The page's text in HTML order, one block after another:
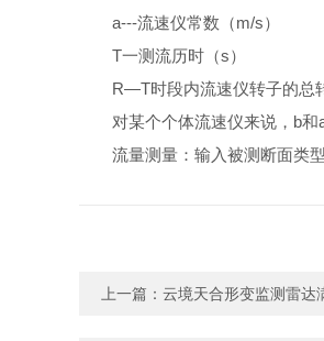
a---流速仪常数（m/s）
T一测流历时（s）
R—T时段内流速仪转子的总
对某个个体流速仪来说，b
流量测量：输入被测断面类
上一篇： 云境天合形变监测雷达